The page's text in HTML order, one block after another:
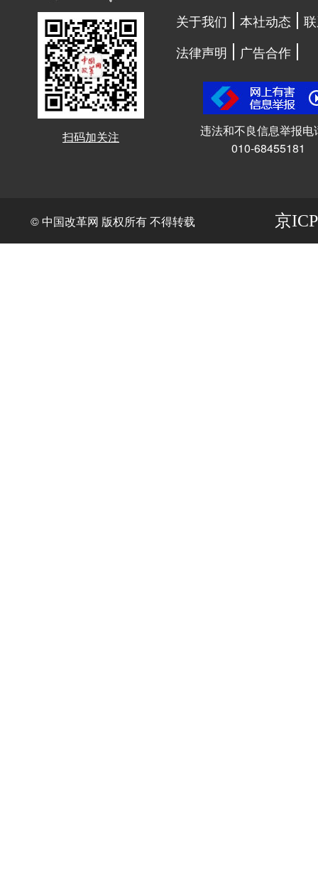
扫码加关注
关于我们 本社动态
法律声明
广告合作
违法和不良信息举报电
010-68455181
© 中国改革网 版权所有 不得转载 京